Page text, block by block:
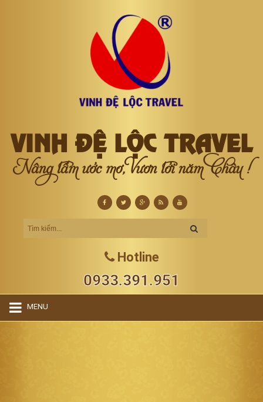
VINH ĐỆ LỘC TRAVEL
Nâng tầm ước mơ, Vươn tới năm Châu !
Hotline
0933.391.951
MENU